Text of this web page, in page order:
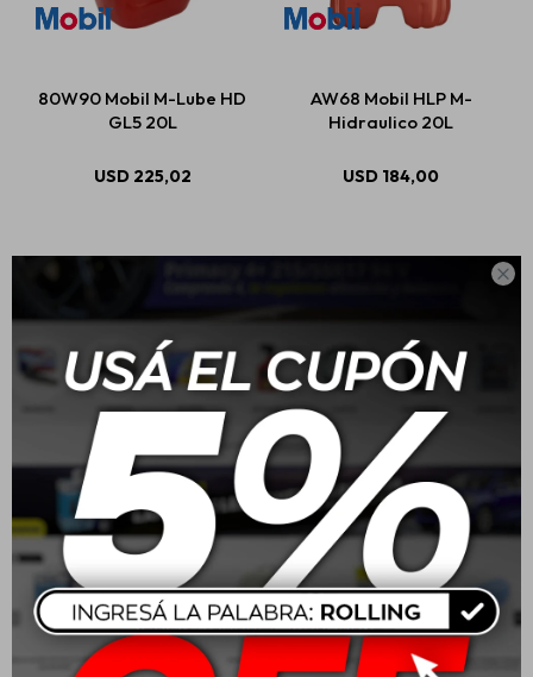

80W90 Mobil M-Lube HD
GL5 20L
USD 225,02
AW68 Mobil HLP M-
Hidraulico 20L
USD 184,00
20W50 Mobil Moto 1L
USD14,00
20W50 Mobil Super 4L
USD54,00